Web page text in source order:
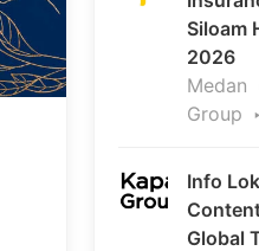
Siloam
2026
Medan
Group
Info
Global